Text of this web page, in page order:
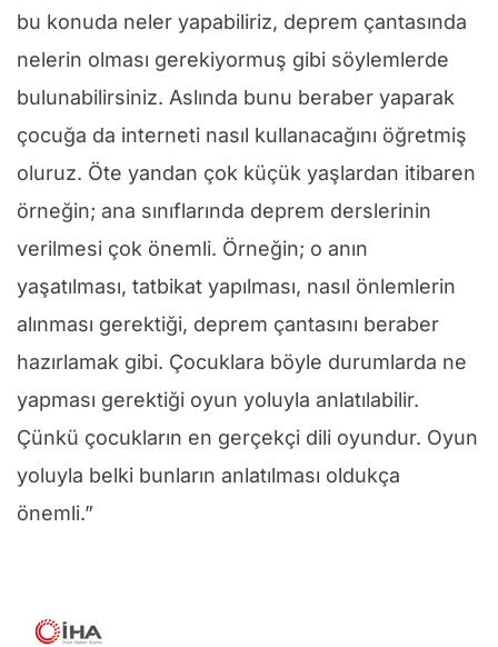
bu konuda neler yapabiliriz, deprem çantasında
nelerin olması gerekiyormuş gibi söylemlerde
bulunabilirsiniz. Aslında bunu beraber yaparak
çocuğa da interneti nasıl kullanacağını öğretmiş
oluruz. Öte yandan çok küçük yaşlardan itibaren
örneğin; ana sınıflarında deprem derslerinin
verilmesi çok önemli. Örneğin; o anın
yaşatılması, tatbikat yapılması, nasıl önlemlerin
alınması gerektiği, deprem çantasını beraber
hazırlamak gibi. Çocuklara böyle durumlarda ne
yapması gerektiği oyun yoluyla anlatılabilir.
Çünkü çocukların en gerçekçi dili oyundur. Oyun
yoluyla belki bunların anlatılması oldukça
önemli.”